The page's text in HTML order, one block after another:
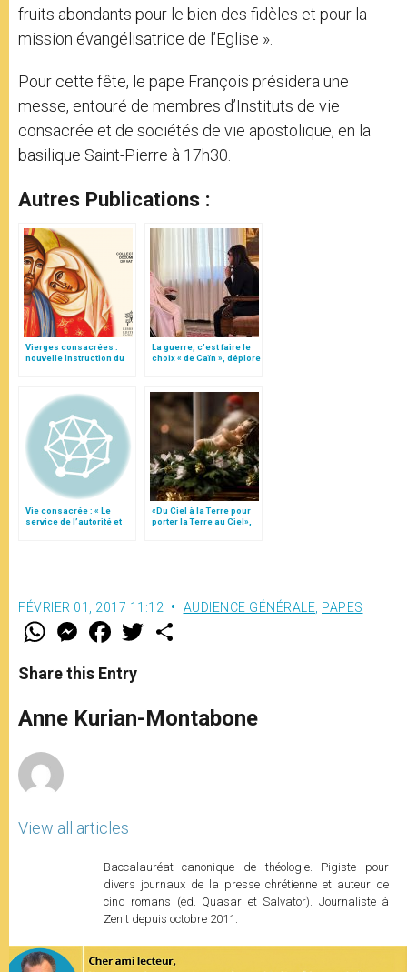
fruits abondants pour le bien des fidèles et pour la
mission évangélisatrice de l’Eglise ».
Pour cette fête, le pape François présidera une
messe, entouré de membres d’Instituts de vie
consacrée et de sociétés de vie apostolique, en la
basilique Saint-Pierre à 17h30.
Autres Publications :
Vierges consacrées :
nouvelle Instruction du
La guerre, c’est faire le
choix « de Caïn », déplore
Vie consacrée : « Le
service de l’autorité et
«Du Ciel à la Terre pour
porter la Terre au Ciel»,
FÉVRIER 01, 2017 11:12 AUDIENCE GÉNÉRALE PAPES
W
t
s
p
p
M
e
s
e
g
e
F
a
e
b
o
k
w
r
Share this Entry
Anne Kurian-Montabone
View all articles
Baccalauréat canonique de théologie. Pigiste pour
divers journaux de la presse chrétienne et auteur de
cinq romans (éd. Quasar et Salvator). Journaliste à
Zenit depuis octobre 2011.